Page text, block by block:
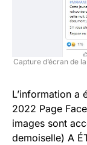
Capture d’écran de
L’information a
2022 Page
images sont
demoiselle) A